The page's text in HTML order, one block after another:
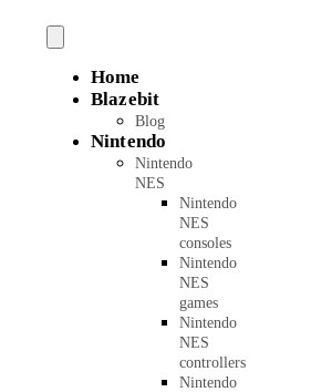
Home
Blazebit
Blog
Nintendo
Nintendo
NES
Nintendo
NES
consoles
Nintendo
NES
games
Nintendo
NES
controllers
Nintendo